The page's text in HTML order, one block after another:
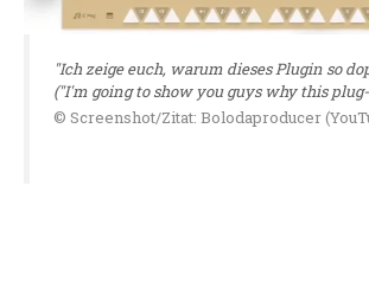
"Ich zeige euch, warum dieses Plugin so
("I'm going to show you guys why this
© Screenshot/Zitat: Bolodaproducer